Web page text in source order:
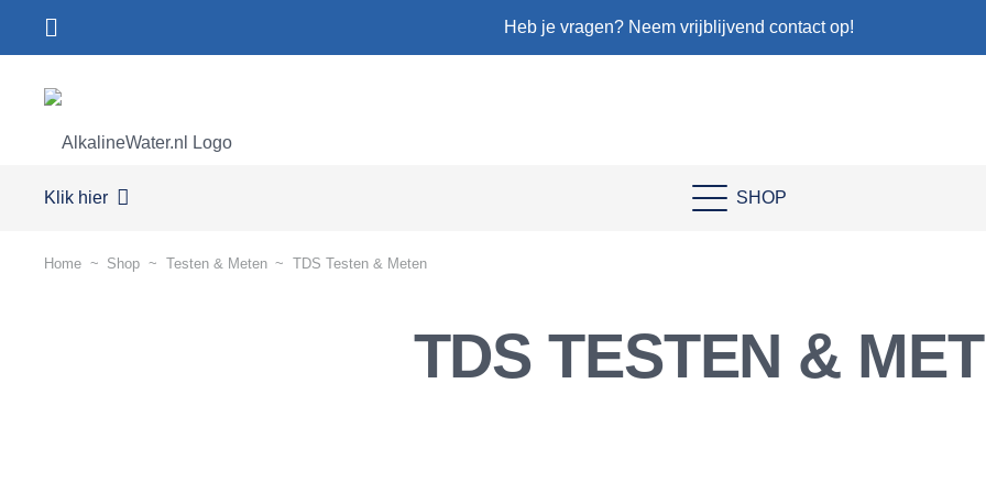
Heb je vragen? Neem vrijblijvend contact op!
Klik hier SHOP
Home ~ Shop ~ Testen & Meten ~ TDS Testen & Meten
TDS TESTEN &